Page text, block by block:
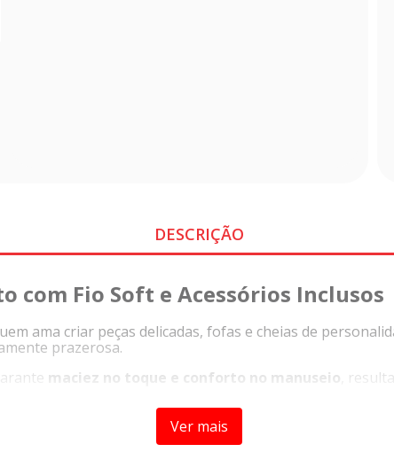
DESCRIÇÃO
com Fio Soft e Acessórios Inclusos
ama criar peças delicadas, fofas e cheias de
prazerosa.
maciez no toque e conforto no manuseio ,
se aventurar no universo dos amigurumis, o kit
Ver mais